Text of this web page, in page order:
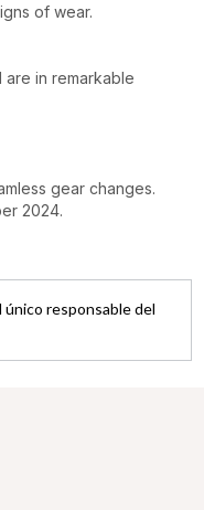
of wear.
in remarkable
gear changes.
2024.
responsable del